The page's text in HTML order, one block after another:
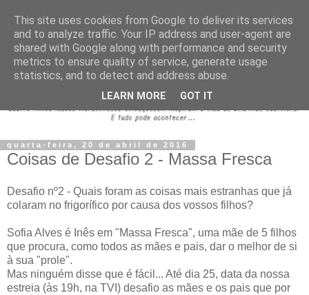
quarta-feira, 20 de abril de 2016
Coisas de Desafio 2 - Massa Fresca
Desafio nº2 - Quais foram as coisas mais estranhas que já
colaram no frigorífico por causa dos vossos filhos?
Sofia Alves é Inês em "Massa Fresca", uma mãe de 5 filhos
que procura, como todos as mães e pais, dar o melhor de si
à sua "prole".
Mas ninguém disse que é fácil... Até dia 25, data da nossa
estreia (às 19h, na TVI) desafio as mães e os pais que por
This site uses cookies from Google to deliver its services
and to analyze traffic. Your IP address and user-agent are
shared with Google along with performance and security
metrics to ensure quality of service, generate usage
statistics, and to detect and address abuse.
LEARN MORE GOT IT